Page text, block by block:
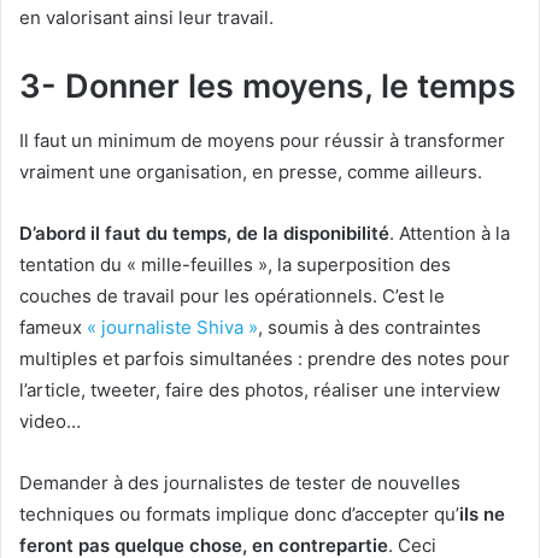
en valorisant ainsi leur travail.
3- Donner les moyens, le temps
Il faut un minimum de moyens pour réussir à transformer
vraiment une organisation, en presse, comme ailleurs.
D’abord il faut du temps, de la disponibilité. Attention à la
tentation du « mille-feuilles », la superposition des
couches de travail pour les opérationnels. C’est le
fameux « journaliste Shiva », soumis à des contraintes
multiples et parfois simultanées : prendre des notes pour
l’article, tweeter, faire des photos, réaliser une interview
video…
Demander à des journalistes de tester de nouvelles
techniques ou formats implique donc d’accepter qu’ils ne
feront pas quelque chose, en contrepartie. Ceci